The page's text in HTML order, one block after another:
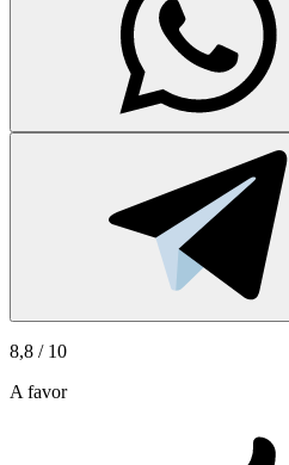
8,8 / 10
A favor